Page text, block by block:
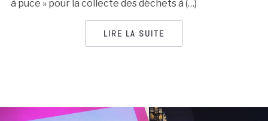
à puce » pour la collecte des déchets à (…)
LIRE LA SUITE